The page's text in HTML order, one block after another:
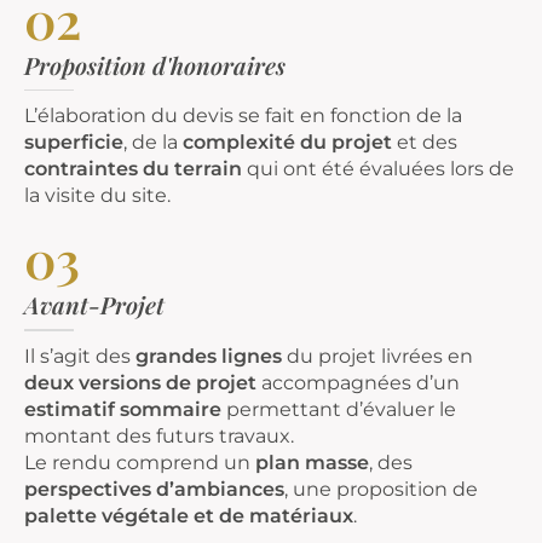
02
Proposition d'honoraires
L’élaboration du devis se fait en fonction de la
superficie, de la complexité du projet et des
contraintes du terrain qui ont été évaluées lors de
la visite du site.
03
Avant-Projet
Il s’agit des grandes lignes du projet livrées en
deux versions de projet accompagnées d’un
estimatif sommaire permettant d’évaluer le
montant des futurs travaux.
Le rendu comprend un plan masse, des
perspectives d’ambiances, une proposition de
palette végétale et de matériaux.